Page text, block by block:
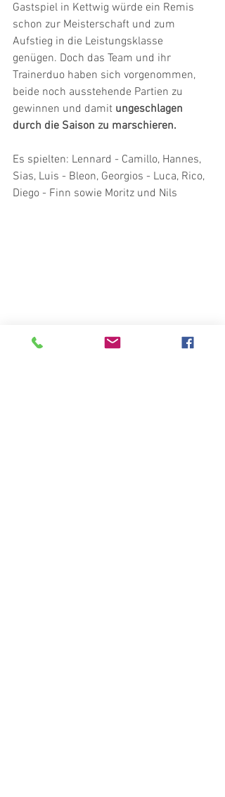
Gastspiel in Kettwig würde ein Remis
schon zur Meisterschaft und zum
Aufstieg in die Leistungsklasse
genügen. Doch das Team und ihr
Trainerduo haben sich vorgenommen,
beide noch ausstehende Partien zu
gewinnen und damit ungeschlagen
durch die Saison zu marschieren.
Es spielten: Lennard - Camillo, Hannes,
Sias, Luis - Bleon, Georgios - Luca, Rico,
Diego - Finn sowie Moritz und Nils